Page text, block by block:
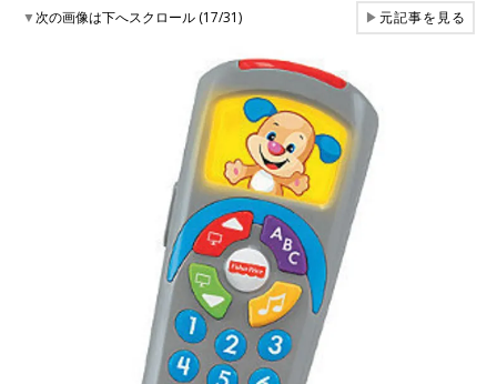
▼次の画像は下へスクロール (17/31) ▶元記事を見る